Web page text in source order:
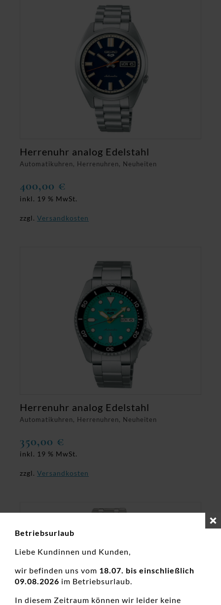
Automatikuhren, Herrenuhren, Neuheiten
Herrenuhr analog Edelstahl
400,00 €
inkl. 19 % MwSt.
zzgl. Versandkosten
Automatikuhren, Herrenuhren, Neuheiten
Herrenuhr analog Edelstahl
350,00 €
inkl. 19 % MwSt.
zzgl. Versandkosten
Betriebsurlaub
Liebe Kundinnen und Kunden,
wir befinden uns vom 18.07. bis einschließlich
09.08.2026 im Betriebsurlaub.
In diesem Zeitraum können wir leider keine